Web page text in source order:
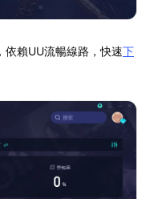
賴UU流暢線路，快速下